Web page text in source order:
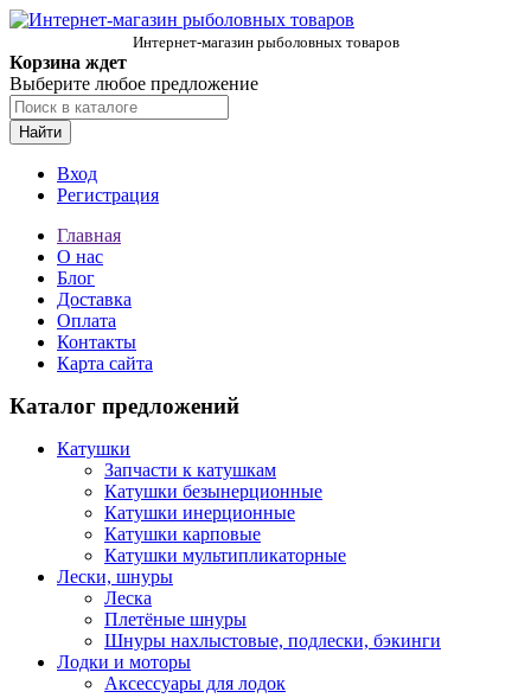
Интернет-магазин рыболовных товаров
Корзина ждет
Выберите любое предложение
Найти
Вход
Регистрация
Главная
О нас
Блог
Доставка
Оплата
Контакты
Карта сайта
Каталог предложений
Катушки
Запчасти к катушкам
Катушки безынерционные
Катушки инерционные
Катушки карповые
Катушки мультипликаторные
Лески, шнуры
Леска
Плетёные шнуры
Шнуры нахлыстовые, подлески, бэкинги
Лодки и моторы
Аксессуары для лодок